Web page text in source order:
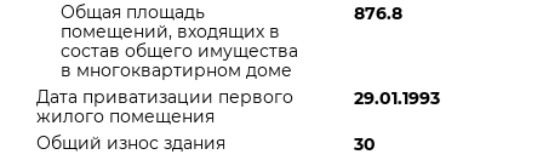
Общая площадь
помещений, входящих в
состав общего имущества
в многоквартирном доме
876.8
Дата приватизации первого
жилого помещения
29.01.1993
Общий износ здания
30